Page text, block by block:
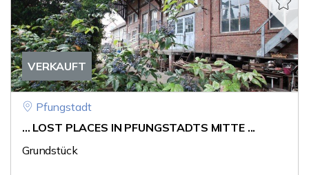
VERKAUFT
Pfungstadt
... LOST PLACES IN PFUNGSTADTS MITTE ...
Grundstück